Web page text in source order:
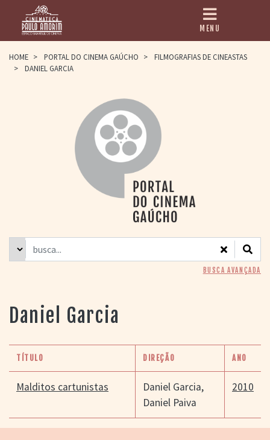
HOME
PAULO AMORIM
> HOMENAGEADOS
> EQUIPE
> ASSOCIAÇÃO DOS
> BIBLIOTECA
ROMEU GRIMALDI
> GRADE SEMANAL
> PREÇOS E
DESCONTOS
PORTAL DO
CINEMA GAÚCHO
> LISTA DE FILMES
> FILMOGRAFIAS DE
CINEASTAS
> BIBLIOGRAFIAS
MENU
HOME > PORTAL DO CINEMA GAÚCHO >
FILMOGRAFIAS DE CINEASTAS
>
DANIEL GARCIA
BUSCA AVANÇADA
Daniel Garcia
TÍTULO DIREÇÃO ANO
Malditos cartunistas Daniel Garcia,
Daniel Paiva
2010